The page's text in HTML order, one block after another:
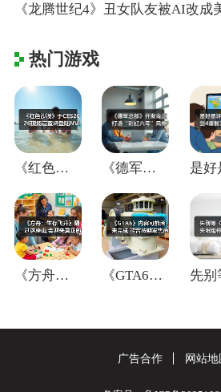
《龙腾世纪4》丑女队友被AI改成
热门游戏
《红色沙漠》于CES2026现场官宣将登 《德军总部》开发商正打造“彩虹六号”风格
《方舟：生存飞升》翻过这座山,会迎来真正 《GTA6》内容可能尚未完成 能否按期发
广告合作 网站地